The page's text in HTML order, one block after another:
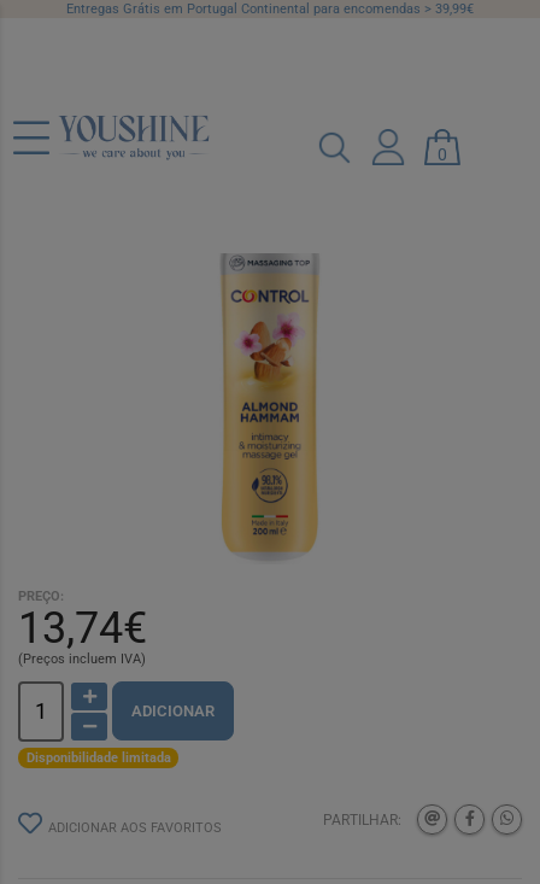
Entregas Grátis em Portugal Continental para encomendas > 39,99€
0
Control Gel Massag Almond Hammam
PREÇO:
13,74€
(Preços incluem IVA)
ADICIONAR
Disponibilidade limitada
ADICIONAR AOS FAVORITOS PARTILHAR: